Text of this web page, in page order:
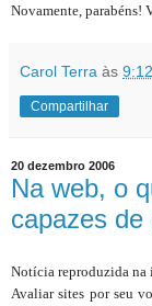
Novamente, parabéns!
Carol Terra às
Compartilhar
20 dezembro 2006
Na web, o
capazes
Notícia reproduzida na
Avaliar sites por seu